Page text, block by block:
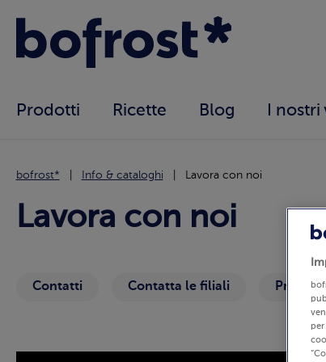
Prodotti Ricette Blog I nostri
bofrost* Info & cataloghi Lavora con noi
Lavora con noi
Contatti Contatta le filiali
per